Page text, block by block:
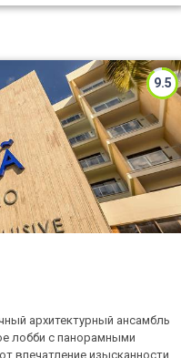
9.5
архитектурный ансамбль
лобби с панорамными
впечатление изысканности.